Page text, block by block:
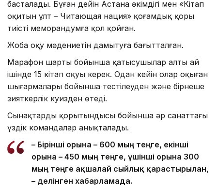
басталады. Бұған дейін Астана әкімдігі мен «Кітап
оқитын ұлт – Читающая нация» қоғамдық қоры
тиісті меморандумға қол қойған.
Жоба оқу мәдениетін дамытуға бағытталған.
Марафон шарты бойынша қатысушылар алты ай
ішінде 15 кітап оқуы керек. Одан кейін олар оқыған
шығармалары бойынша тестілеуден және бірнеше
зияткерлік куизден өтеді.
Сынақтардың қорытындысы бойынша әр санаттағы
үздік командалар анықталады.
– Бірінші орынға – 600 мың теңге, екінші
орынға – 450 мың теңге, үшінші орынға 300
мың теңге ақшалай сыйлық қарастырылған,
– делінген хабарламада.